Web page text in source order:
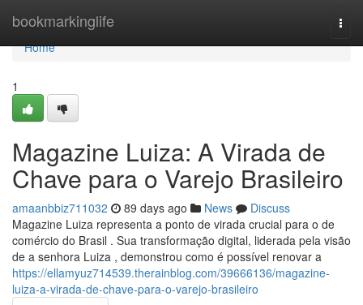
bookmarkinglife
Home
Home
1
Magazine Luiza: A Virada de
Chave para o Varejo Brasileiro
amaanbbiz711032 89 days ago News
Discuss
Magazine Luiza representa a ponto de virada crucial para o de
comércio do Brasil . Sua transformação digital, liderada pela visão
de a senhora Luiza , demonstrou como é possível renovar a
https://ellamyuz714539.therainblog.com/39666136/magazine-
luiza-a-virada-de-chave-para-o-varejo-brasileiro